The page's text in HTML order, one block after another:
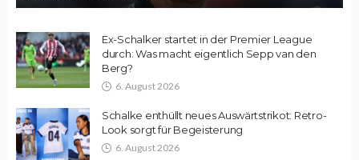
Ex-Schalker startet in der Premier League
durch: Was macht eigentlich Sepp van den
Berg?
6. August 2026
Schalke enthüllt neues Auswärtstrikot: Retro-
Look sorgt für Begeisterung
6. August 2026